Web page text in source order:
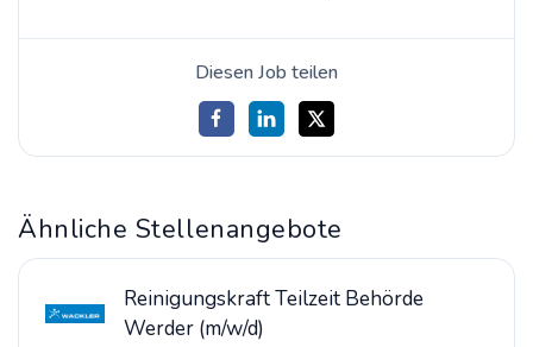
Diesen Job teilen
Ähnliche Stellenangebote
Reinigungskraft Teilzeit Behörde
Werder (m/w/d)